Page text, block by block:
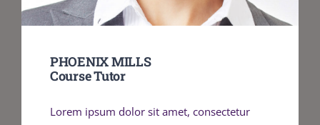
PHOENIX MILLS
Course Tutor
Lorem ipsum dolor sit amet, consectetur